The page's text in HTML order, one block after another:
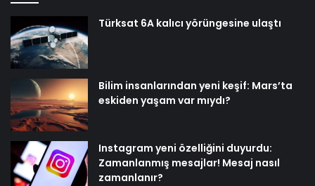
Türksat 6A kalıcı yörüngesine ulaştı
Bilim insanlarından yeni keşif: Mars’ta
eskiden yaşam var mıydı?
Instagram yeni özelliğini duyurdu:
Zamanlanmış mesajlar! Mesaj nasıl
zamanlanır?